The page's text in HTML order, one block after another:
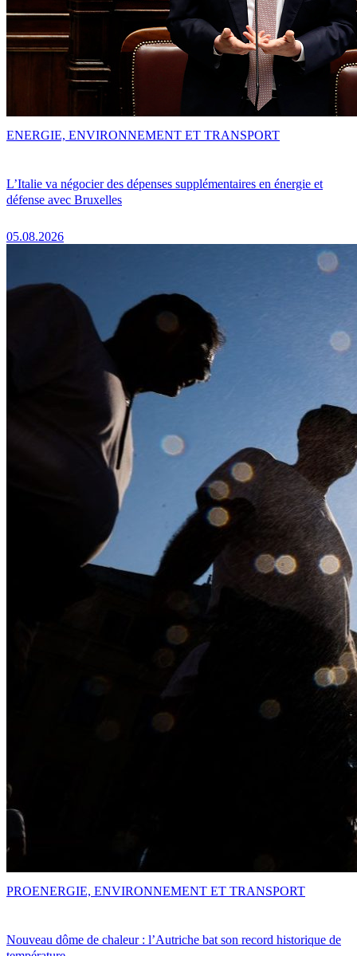
L’Italie va négocier des dépenses supplémentaires en énergie et
défense avec Bruxelles
05.08.2026
ENERGIE, ENVIRONNEMENT ET TRANSPORT
Nouveau dôme de chaleur : l’Autriche bat son record historique de
PROENERGIE, ENVIRONNEMENT ET TRANSPORT